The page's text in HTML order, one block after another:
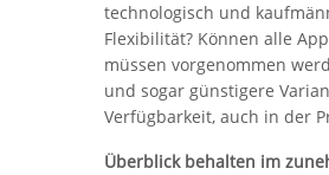
technologisch und
Flexibilität? Können alle
müssen vorgenommen
und sogar günstigere
Verfügbarkeit, auch in der
Überblick behalten im